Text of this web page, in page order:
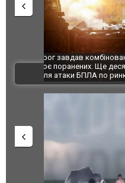
За 2000 кілометрів
Єкатеринбурзі після
склад Wildberries.